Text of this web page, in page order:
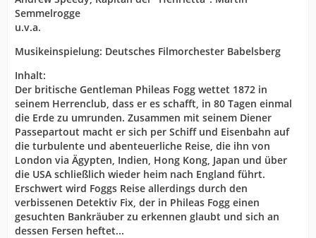
Semmelrogge
u.v.a.
Musikeinspielung: Deutsches Filmorchester Babelsberg
Inhalt:
Der britische Gentleman Phileas Fogg wettet 1872 in
seinem Herrenclub, dass er es schafft, in 80 Tagen einmal
die Erde zu umrunden. Zusammen mit seinem Diener
Passepartout macht er sich per Schiff und Eisenbahn auf
die turbulente und abenteuerliche Reise, die ihn von
London via Ägypten, Indien, Hong Kong, Japan und über
die USA schließlich wieder heim nach England führt.
Erschwert wird Foggs Reise allerdings durch den
verbissenen Detektiv Fix, der in Phileas Fogg einen
gesuchten Bankräuber zu erkennen glaubt und sich an
dessen Fersen heftet...